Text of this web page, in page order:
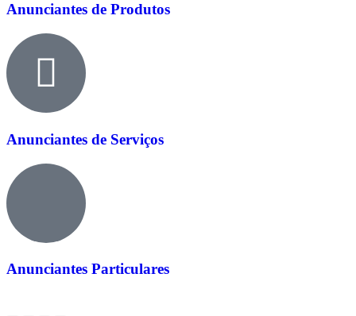
Anunciantes de Produtos
Anunciantes de Serviços
Anunciantes Particulares